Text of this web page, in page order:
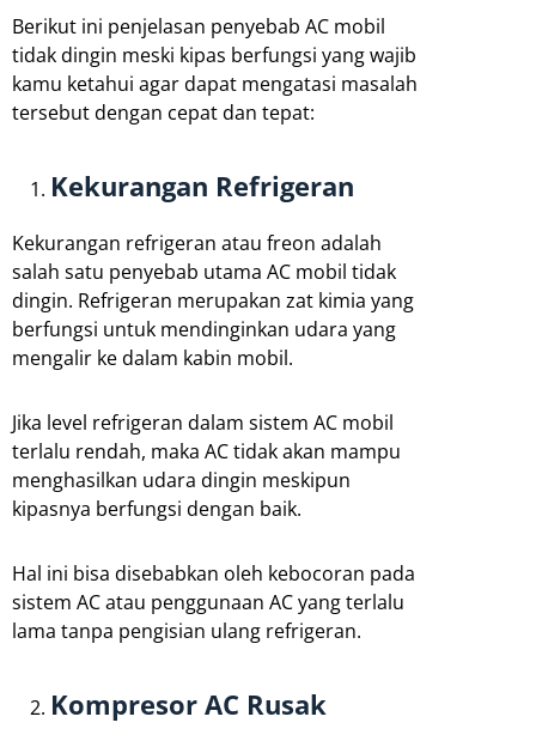
Berikut ini penjelasan penyebab AC mobil
tidak dingin meski kipas berfungsi yang wajib
kamu ketahui agar dapat mengatasi masalah
tersebut dengan cepat dan tepat:
Kekurangan Refrigeran
Kekurangan refrigeran atau freon adalah
salah satu penyebab utama AC mobil tidak
dingin. Refrigeran merupakan zat kimia yang
berfungsi untuk mendinginkan udara yang
mengalir ke dalam kabin mobil.
Jika level refrigeran dalam sistem AC mobil
terlalu rendah, maka AC tidak akan mampu
menghasilkan udara dingin meskipun
kipasnya berfungsi dengan baik.
Hal ini bisa disebabkan oleh kebocoran pada
sistem AC atau penggunaan AC yang terlalu
lama tanpa pengisian ulang refrigeran.
Kompresor AC Rusak